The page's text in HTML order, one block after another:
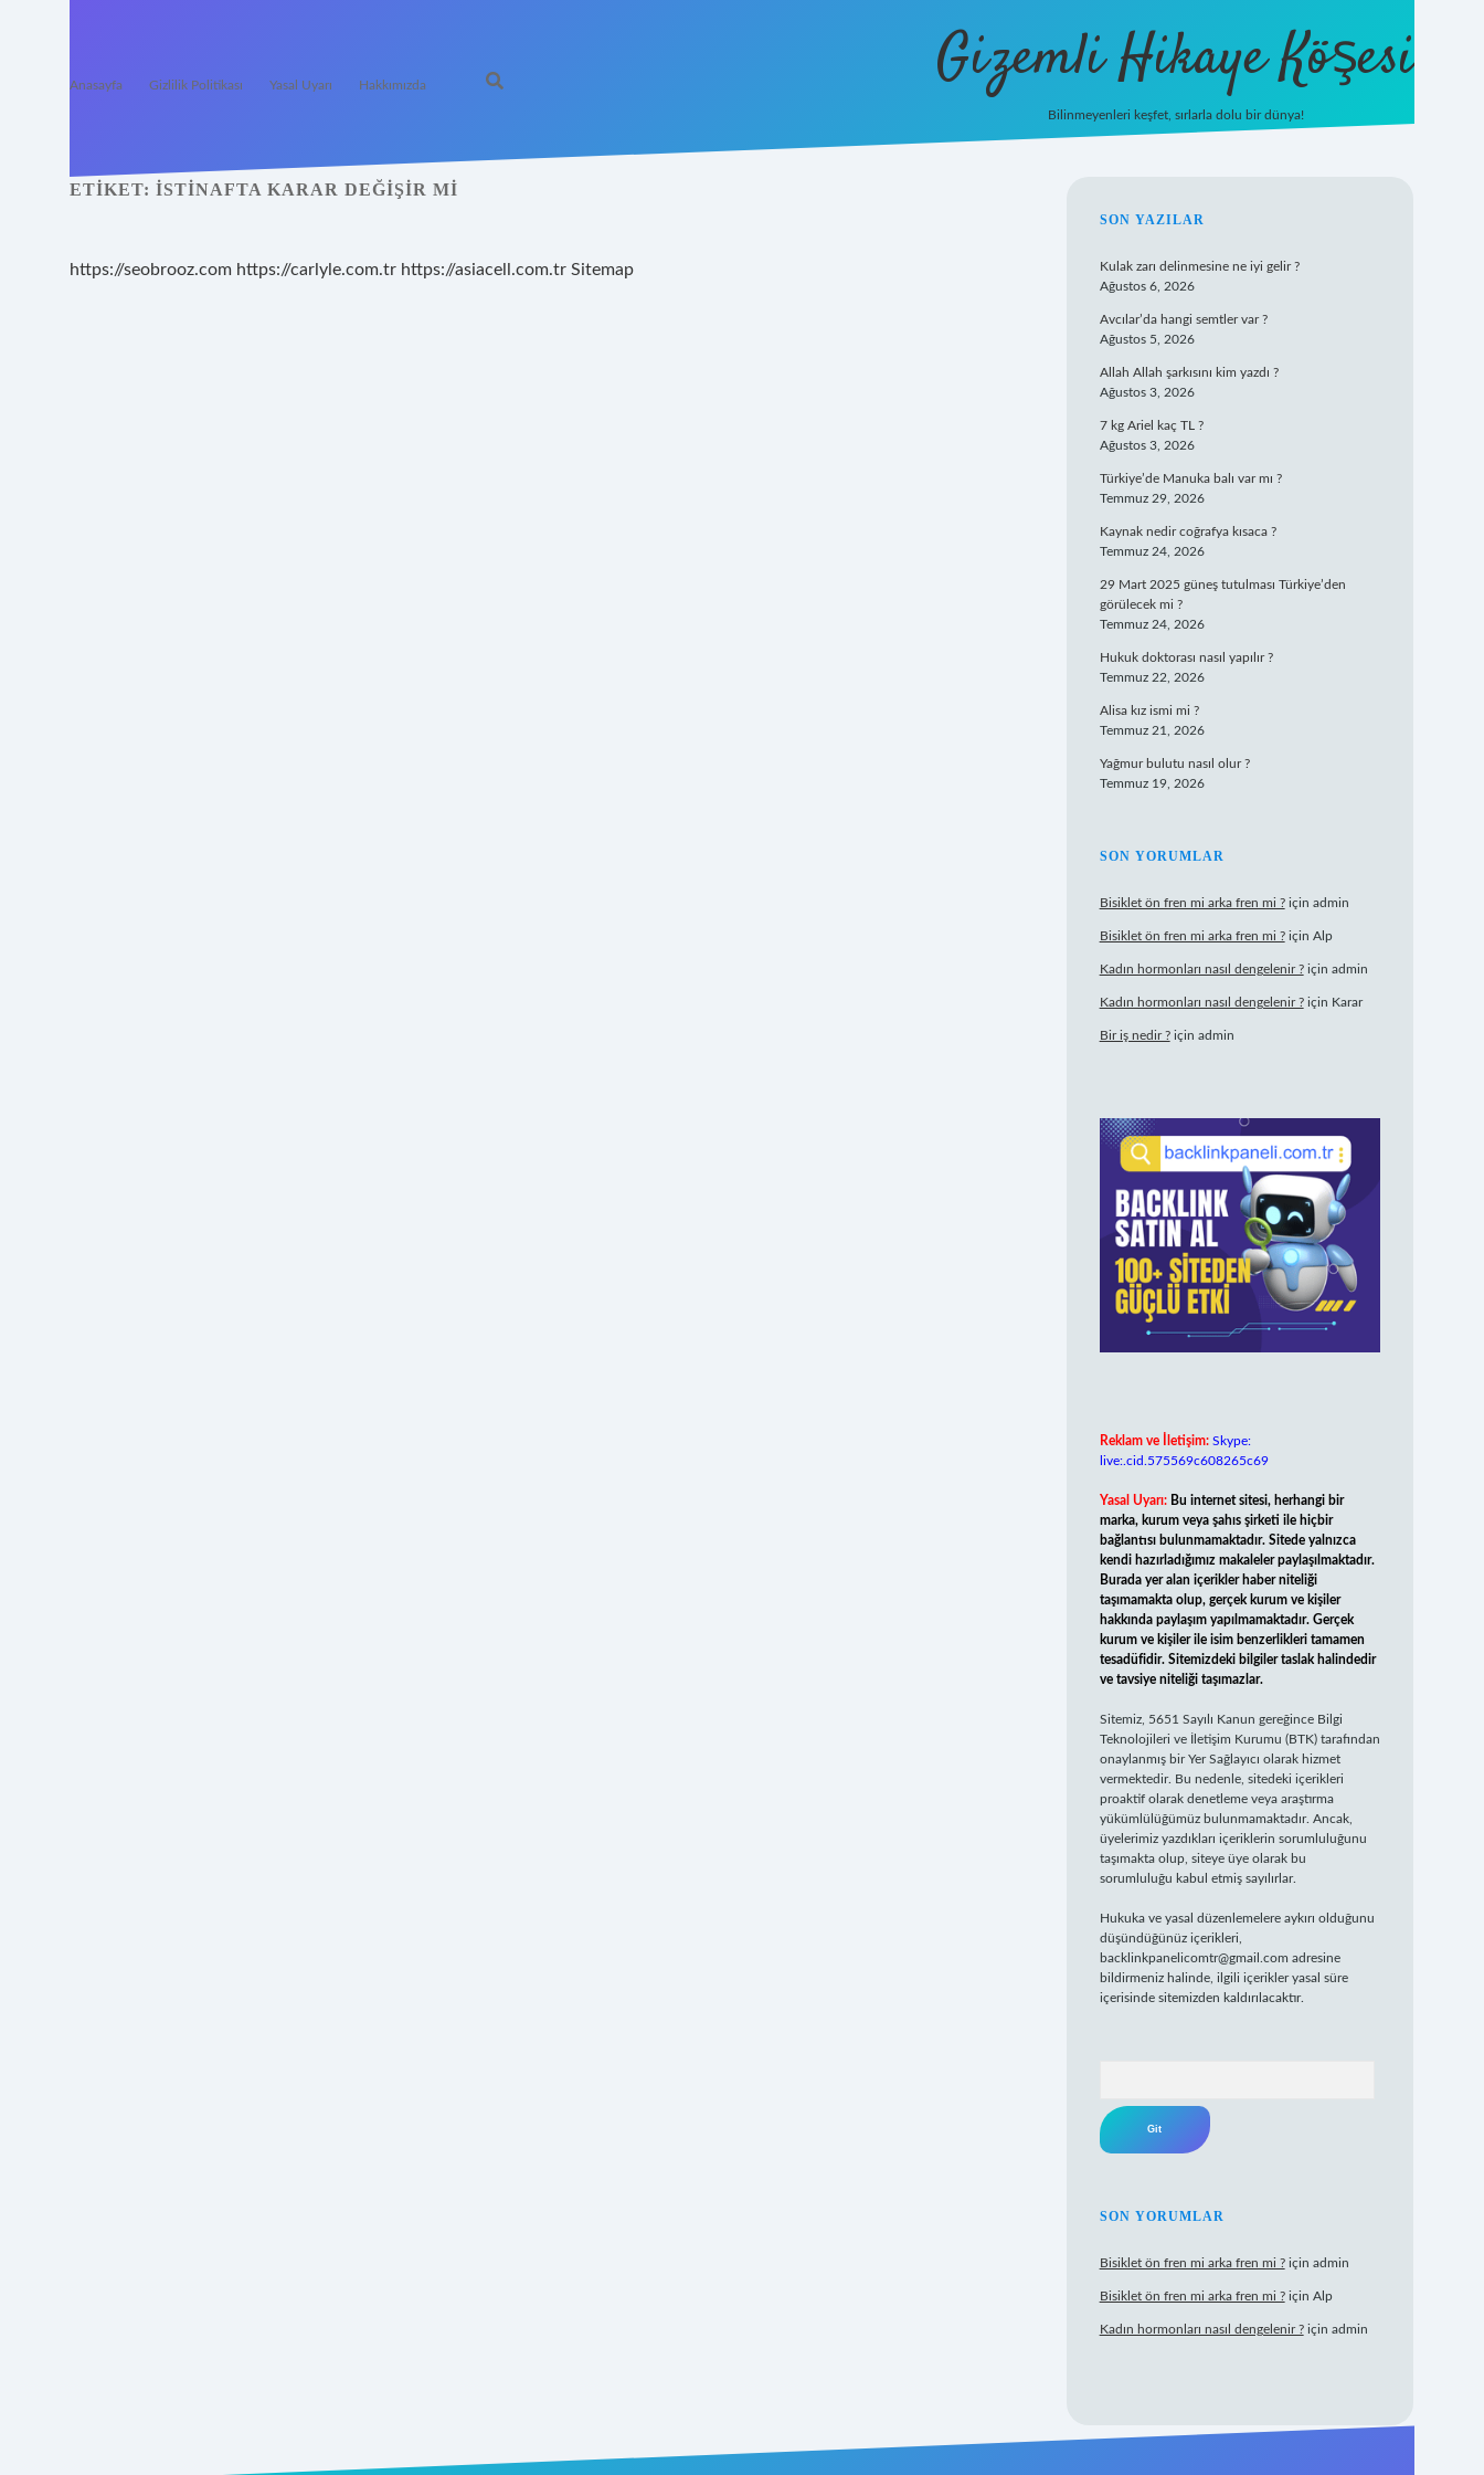
Anasayfa Gizlilik Politikası Yasal Uyarı Hakkımızda Gizemli Hikaye Köşesi
Bilinmeyenleri keşfet, sırlarla dolu bir dünya!
ETIKET: İSTINAFTA KARAR DEĞIŞIR MI
https://seobrooz.com https://carlyle.com.tr https://asiacell.com.tr Sitemap
SIDEBAR
SON YAZILAR
Kulak zarı delinmesine ne iyi gelir ?
Ağustos 6, 2026
Avcılar’da hangi semtler var ?
Ağustos 5, 2026
Allah Allah şarkısını kim yazdı ?
Ağustos 3, 2026
7 kg Ariel kaç TL ?
Ağustos 3, 2026
Türkiye’de Manuka balı var mı ?
Temmuz 29, 2026
Kaynak nedir coğrafya kısaca ?
Temmuz 24, 2026
29 Mart 2025 güneş tutulması Türkiye’den
görülecek mi ?
Temmuz 24, 2026
Hukuk doktorası nasıl yapılır ?
Temmuz 22, 2026
Alisa kız ismi mi ?
Temmuz 21, 2026
Yağmur bulutu nasıl olur ?
Temmuz 19, 2026
SON YORUMLAR
Bisiklet ön fren mi arka fren mi ?için admin
Bisiklet ön fren mi arka fren mi ?için Alp
Kadın hormonları nasıl dengelenir ?için admin
Kadın hormonları nasıl dengelenir ?için Karar
Bir iş nedir ?için admin
Reklam ve İletişim: Skype:
live:.cid.575569c608265c69
Yasal Uyarı: Bu internet sitesi, herhangi bir
marka, kurum veya şahıs şirketi ile hiçbir
bağlantısı bulunmamaktadır. Sitede yalnızca
kendi hazırladığımız makaleler paylaşılmaktadır.
Burada yer alan içerikler haber niteliği
taşımamakta olup, gerçek kurum ve kişiler
hakkında paylaşım yapılmamaktadır. Gerçek
kurum ve kişiler ile isim benzerlikleri tamamen
tesadüfidir. Sitemizdeki bilgiler taslak halindedir
ve tavsiye niteliği taşımazlar.
Sitemiz, 5651 Sayılı Kanun gereğince Bilgi
Teknolojileri ve İletişim Kurumu (BTK) tarafından
onaylanmış bir Yer Sağlayıcı olarak hizmet
vermektedir. Bu nedenle, sitedeki içerikleri
proaktif olarak denetleme veya araştırma
yükümlülüğümüz bulunmamaktadır. Ancak,
üyelerimiz yazdıkları içeriklerin sorumluluğunu
taşımakta olup, siteye üye olarak bu
sorumluluğu kabul etmiş sayılırlar.
Hukuka ve yasal düzenlemelere aykırı olduğunu
düşündüğünüz içerikleri,
backlinkpanelicomtr@gmail.com adresine
bildirmeniz halinde, ilgili içerikler yasal süre
içerisinde sitemizden kaldırılacaktır.
SON YORUMLAR
Bisiklet ön fren mi arka fren mi ?için admin
Bisiklet ön fren mi arka fren mi ?için Alp
Kadın hormonları nasıl dengelenir ?için admin